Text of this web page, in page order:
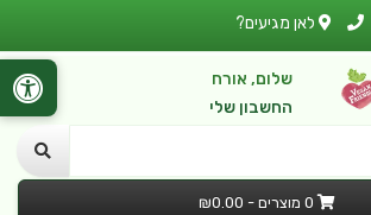
לאן מגיעים?
שלום, אורח
החשבון שלי
0 מוצרים - ₪0.00